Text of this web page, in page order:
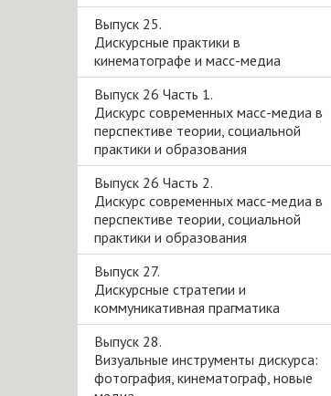
Выпуск 25.
Дискурсные практики в
кинематографе и масс-медиа
Выпуск 26 Часть 1.
Дискурс современных масс-медиа в
перспективе теории, социальной
практики и образования
Выпуск 26 Часть 2.
Дискурс современных масс-медиа в
перспективе теории, социальной
практики и образования
Выпуск 27.
Дискурсные стратегии и
коммуникативная прагматика
Выпуск 28.
Визуальные инструменты дискурса:
фотография, кинематограф, новые